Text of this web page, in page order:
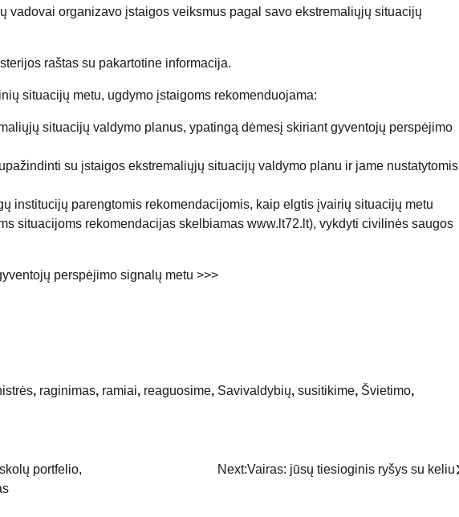
vadovai organizavo įstaigos veiksmus pagal savo ekstremaliųjų situacijų
raštas su pakartotine informacija.
situacijų metu, ugdymo įstaigoms rekomenduojama:
situacijų valdymo planus, ypatingą dėmesį skiriant gyventojų perspėjimo
su įstaigos ekstremaliųjų situacijų valdymo planu ir jame nustatytomis
institucijų parengtomis rekomendacijomis, kaip elgtis įvairių situacijų metu
situacijoms rekomendacijas skelbiamas www.lt72.lt), vykdyti civilinės saugos
perspėjimo signalų metu >>>
, raginimas, ramiai, reaguosime, Savivaldybių, susitikime, Švietimo,
portfelio,
Next:Vairas: jūsų tiesioginis ryšys su keliu